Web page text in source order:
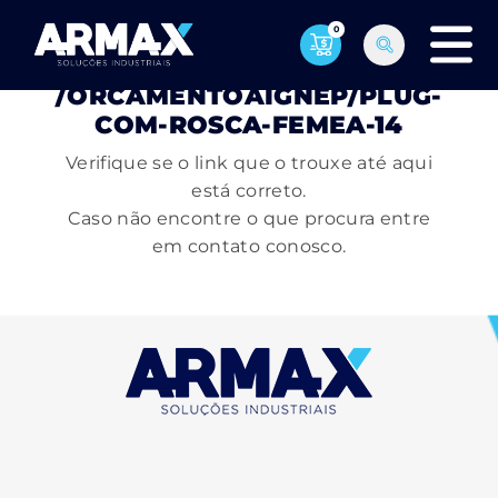
0
PÁGINA NÃO ENCONTRADA
/ORCAMENTOAIGNEP/PLUG-
COM-ROSCA-FEMEA-14
Verifique se o link que o trouxe até aqui
está correto.
Caso não encontre o que procura entre
em contato conosco.